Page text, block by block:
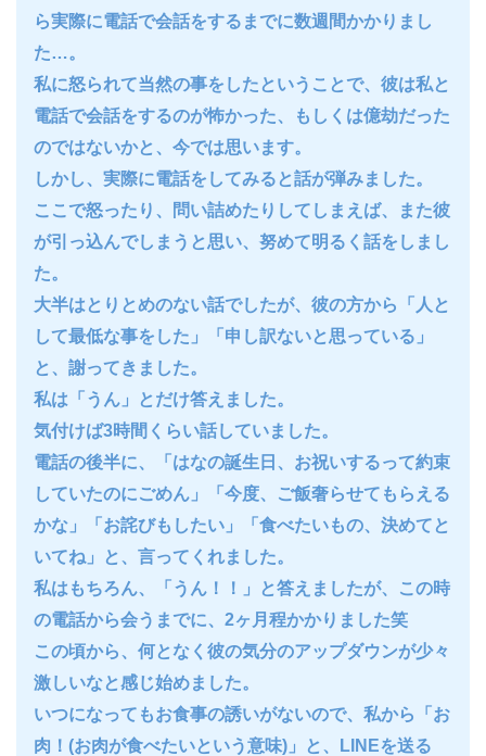
ら実際に電話で会話をするまでに数週間かかりまし
た…。
私に怒られて当然の事をしたということで、彼は私と
電話で会話をするのが怖かった、もしくは億劫だった
のではないかと、今では思います。
しかし、実際に電話をしてみると話が弾みました。
ここで怒ったり、問い詰めたりしてしまえば、また彼
が引っ込んでしまうと思い、努めて明るく話をしまし
た。
大半はとりとめのない話でしたが、彼の方から「人と
して最低な事をした」「申し訳ないと思っている」
と、謝ってきました。
私は「うん」とだけ答えました。
気付けば3時間くらい話していました。
電話の後半に、「はなの誕生日、お祝いするって約束
していたのにごめん」「今度、ご飯奢らせてもらえる
かな」「お詫びもしたい」「食べたいもの、決めてと
いてね」と、言ってくれました。
私はもちろん、「うん！！」と答えましたが、この時
の電話から会うまでに、2ヶ月程かかりました笑
この頃から、何となく彼の気分のアップダウンが少々
激しいなと感じ始めました。
いつになってもお食事の誘いがないので、私から「お
肉！(お肉が食べたいという意味)」と、LINEを送る